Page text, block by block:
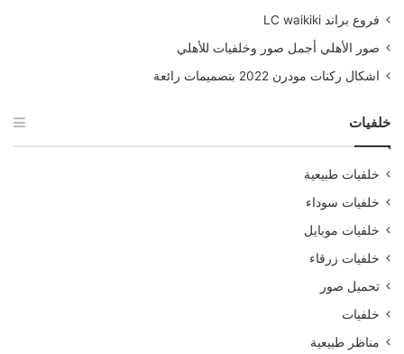
فروع براند LC waikiki
صور الأهلي أجمل صور وخلفيات للأهلي
اشكال ركنات مودرن 2022 بتصميمات رائعة
خلفيات
خلفيات طبيعية
خلفيات سوداء
خلفيات موبايل
خلفيات زرقاء
تحميل صور
خلفيات
مناظر طبيعية